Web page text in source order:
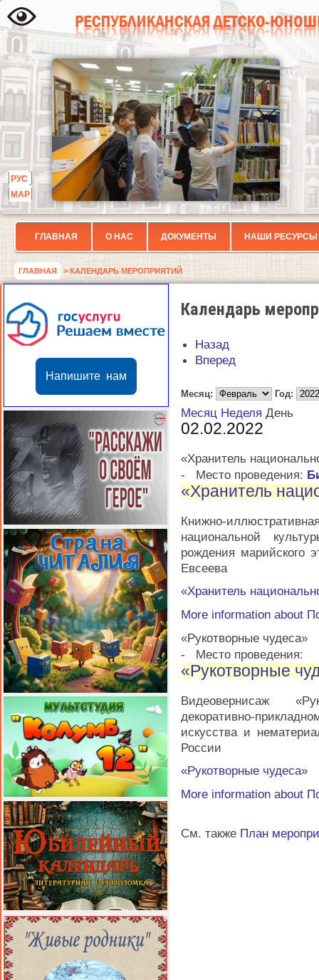
РУС
МАР
ГЛАВНАЯ О НАС ДОКУМЕНТЫ НАШИ РЕСУРСЫ
ГЛАВНАЯ > КАЛЕНДАРЬ МЕРОПРИЯТИЙ
Напишите нам
Календарь
Назад
Вперед
Месяц: Год:
Месяц Неделя День
02.02.2022
«Хранитель
-
Место проведения:
«Хранитель
Книжно-
национальной
рождения марийского
Евсеева
«Хранитель
More information about
«Рукотворные чудеса»
-
Место проведения:
«Рукотворные
Видеовернисаж
декоративно-
искусства и
России
«Рукотворные чудеса»
More information about
См. также План